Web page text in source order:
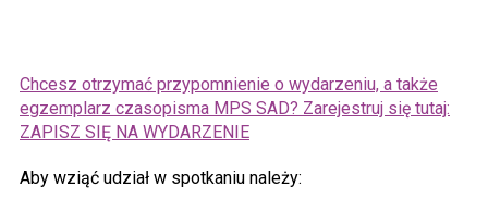
Chcesz otrzymać przypomnienie o wydarzeniu, a także
egzemplarz czasopisma MPS SAD? Zarejestruj się tutaj:
ZAPISZ SIĘ NA WYDARZENIE
Aby wziąć udział w spotkaniu należy: